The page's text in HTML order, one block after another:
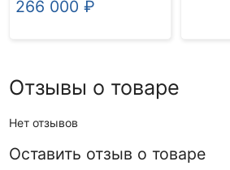
266 000 ₽
Отзывы о товаре
Нет отзывов
Оставить отзыв о товаре